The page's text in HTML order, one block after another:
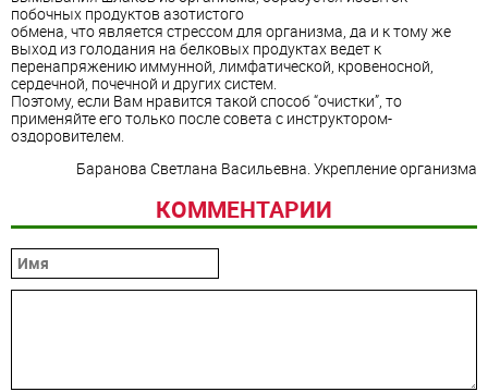
побочных продуктов азотистого
обмена, что является стрессом для организма, да и к тому же
выход из голодания на белковых продуктах ведет к
перенапряжению иммунной, лимфатической, кровеносной,
сердечной, почечной и других систем.
Поэтому, если Вам нравится такой способ “очистки”, то
применяйте его только после совета с инструктором-
оздоровителем.
Баранова Светлана Васильевна. Укрепление организма
КОММЕНТАРИИ